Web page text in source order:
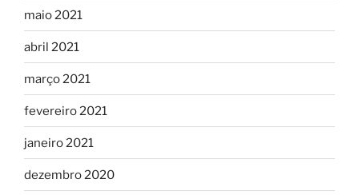
maio 2021
abril 2021
março 2021
fevereiro 2021
janeiro 2021
dezembro 2020